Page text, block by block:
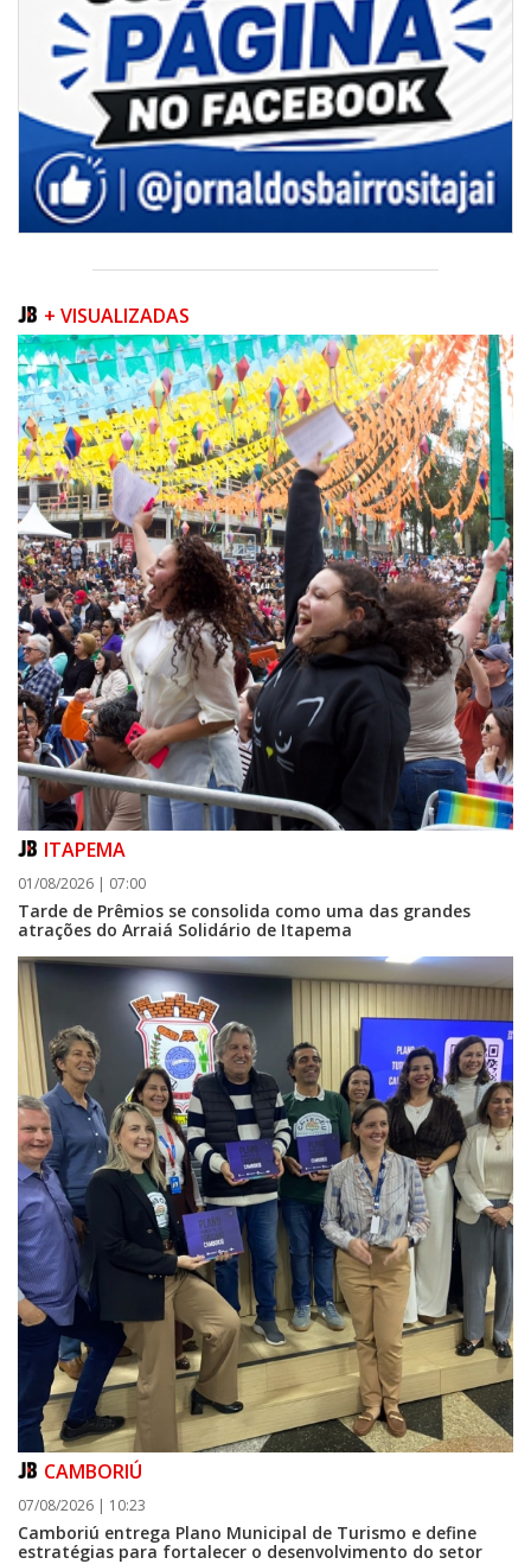
07/08/2026 | 07:00
Prefeitura de Itapema segue com credenciamento aberto para artistas e
produtores culturais
ITAPEMA
07/08/2026 | 07:00
Itapema se destaca no IDEB e conquista melhor resultado da região
+ VISUALIZADAS
ITAPEMA
01/08/2026 | 07:00
Tarde de Prêmios se consolida como uma das grandes
atrações do Arraiá Solidário de Itapema
CAMBORIÚ
07/08/2026 | 10:23
Camboriú entrega Plano Municipal de Turismo e define
estratégias para fortalecer o desenvolvimento do setor